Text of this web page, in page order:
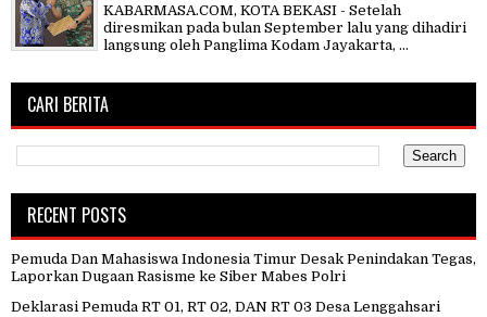
KABARMASA.COM, KOTA BEKASI - Setelah
diresmikan pada bulan September lalu yang dihadiri
langsung oleh Panglima Kodam Jayakarta, ...
CARI BERITA
RECENT POSTS
Pemuda Dan Mahasiswa Indonesia Timur Desak Penindakan Tegas,
Laporkan Dugaan Rasisme ke Siber Mabes Polri
Deklarasi Pemuda RT 01, RT 02, DAN RT 03 Desa Lenggahsari